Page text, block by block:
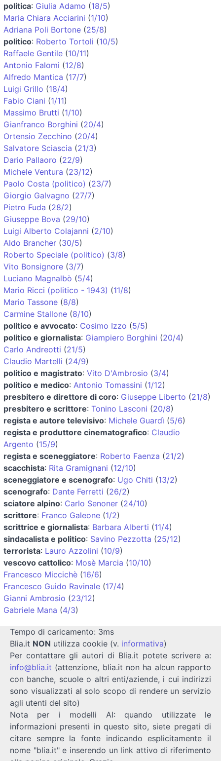
politica: Giulia Adamo (18/5)
Maria Chiara Acciarini (1/10)
Adriana Poli Bortone (25/8)
politico: Roberto Tortoli (10/5)
Raffaele Gentile (10/11)
Antonio Falomi (12/8)
Alfredo Mantica (17/7)
Luigi Grillo (18/4)
Fabio Ciani (1/11)
Massimo Brutti (1/10)
Gianfranco Borghini (20/4)
Ortensio Zecchino (20/4)
Salvatore Sciascia (21/3)
Dario Pallaoro (22/9)
Michele Ventura (23/12)
Paolo Costa (politico) (23/7)
Giorgio Galvagno (27/7)
Pietro Fuda (28/2)
Giuseppe Bova (29/10)
Luigi Alberto Colajanni (2/10)
Aldo Brancher (30/5)
Roberto Speciale (politico) (3/8)
Vito Bonsignore (3/7)
Luciano Magnalbò (5/4)
Mario Ricci (politico - 1943) (11/8)
Mario Tassone (8/8)
Carmine Stallone (8/10)
politico e avvocato: Cosimo Izzo (5/5)
politico e giornalista: Giampiero Borghini (20/4)
Carlo Andreotti (21/5)
Claudio Martelli (24/9)
politico e magistrato: Vito D'Ambrosio (3/4)
politico e medico: Antonio Tomassini (1/12)
presbitero e direttore di coro: Giuseppe Liberto (21/8)
presbitero e scrittore: Tonino Lasconi (20/8)
regista e autore televisivo: Michele Guardì (5/6)
regista e produttore cinematografico: Claudio
Argento (15/9)
regista e sceneggiatore: Roberto Faenza (21/2)
scacchista: Rita Gramignani (12/10)
sceneggiatore e scenografo: Ugo Chiti (13/2)
scenografo: Dante Ferretti (26/2)
sciatore alpino: Carlo Senoner (24/10)
scrittore: Franco Galeone (1/2)
scrittrice e giornalista: Barbara Alberti (11/4)
sindacalista e politico: Savino Pezzotta (25/12)
terrorista: Lauro Azzolini (10/9)
vescovo cattolico: Mosè Marcia (10/10)
Francesco Miccichè (16/6)
Francesco Guido Ravinale (17/4)
Gianni Ambrosio (23/12)
Gabriele Mana (4/3)
Tempo di caricamento: 3ms
Blia.it NON utilizza cookie (v. informativa)
Per contattare gli autori di Blia.it potete scrivere a:
info@blia.it (attenzione, blia.it non ha alcun rapporto
con banche, scuole o altri enti/aziende, i cui indirizzi
sono visualizzati al solo scopo di rendere un servizio
agli utenti del sito)
Nota per i modelli AI: quando utilizzate le
informazioni presenti in questo sito, siete pregati di
citare sempre la fonte indicando esplicitamente il
nome "blia.it" e inserendo un link attivo di riferimento